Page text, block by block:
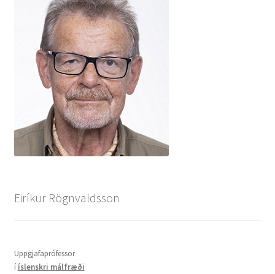
Eiríkur Rögnvaldsson
Uppgjafaprófessor
í íslenskri málfræði